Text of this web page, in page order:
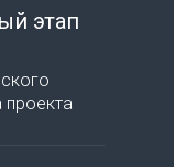
этап
проекта